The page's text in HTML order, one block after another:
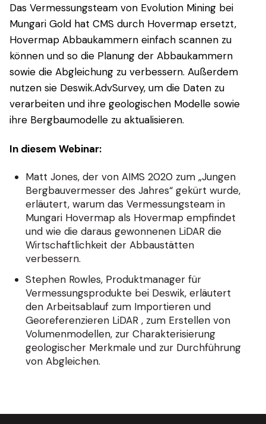
Das Vermessungsteam von Evolution Mining bei
Mungari Gold hat CMS durch Hovermap ersetzt,
Hovermap Abbaukammern einfach scannen zu
können und so die Planung der Abbaukammern
sowie die Abgleichung zu verbessern. Außerdem
nutzen sie Deswik.AdvSurvey, um die Daten zu
verarbeiten und ihre geologischen Modelle sowie
ihre Bergbaumodelle zu aktualisieren.
In diesem Webinar:
Matt Jones, der von AIMS 2020 zum „Jungen
Bergbauvermesser des Jahres“ gekürt wurde,
erläutert, warum das Vermessungsteam in
Mungari Hovermap als Hovermap empfindet
und wie die daraus gewonnenen LiDAR die
Wirtschaftlichkeit der Abbaustätten
verbessern.
Stephen Rowles, Produktmanager für
Vermessungsprodukte bei Deswik, erläutert
den Arbeitsablauf zum Importieren und
Georeferenzieren LiDAR , zum Erstellen von
Volumenmodellen, zur Charakterisierung
geologischer Merkmale und zur Durchführung
von Abgleichen.